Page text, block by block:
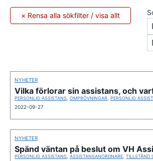
NYHETER
Vilka förlorar sin assistans, och
PERSONLIG ASSISTANS, OMPRÖVNINGAR, PERSONLIG
2022-09-27
NYHETER
Spänd väntan på beslut om VH
PERSONLIG ASSISTANS ASSISTANSANORDNARE TILLSTÅND